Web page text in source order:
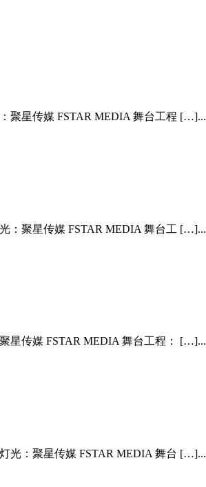
聚星传媒 FSTAR MEDIA 舞台工程 […]...
：聚星传媒 FSTAR MEDIA 舞台工 […]...
星传媒 FSTAR MEDIA 舞台工程： […]...
光：聚星传媒 FSTAR MEDIA 舞台 […]...